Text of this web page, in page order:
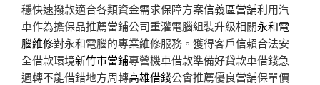
穩快速撥款適合各類資金需求保障方案信義區當舖利用汽
車作為擔保品推薦當鋪公司重灌電腦組裝升級相關永和電
腦維修對永和電腦的專業維修服務。獲得客戶信賴合法安
全借款環境新竹市當鋪專營機車借款準備好貸款車借錢急
週轉不能借錯地方周轉高雄借錢公會推薦優良當舖保單價